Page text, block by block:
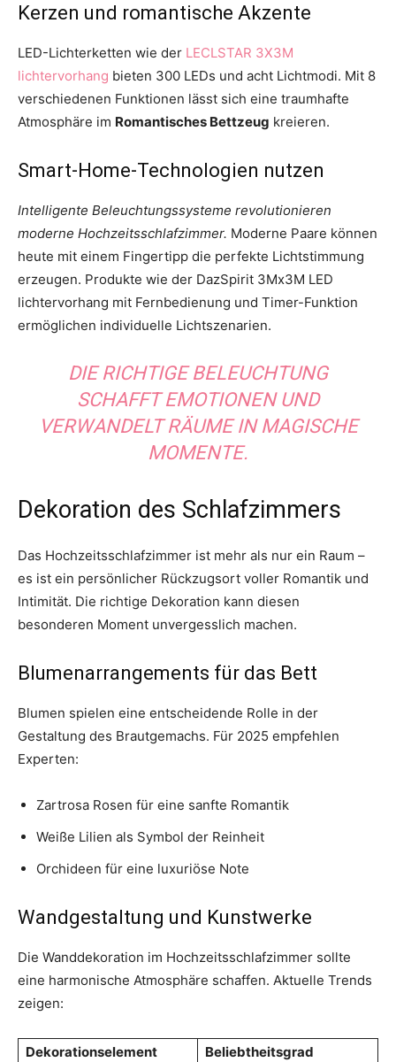
Kerzen und romantische Akzente
LED-Lichterketten wie der LECLSTAR 3X3M
lichtervorhang bieten 300 LEDs und acht Lichtmodi. Mit 8
verschiedenen Funktionen lässt sich eine traumhafte
Atmosphäre im Romantisches Bettzeug kreieren.
Smart-Home-Technologien nutzen
Intelligente Beleuchtungssysteme revolutionieren
moderne Hochzeitsschlafzimmer. Moderne Paare können
heute mit einem Fingertipp die perfekte Lichtstimmung
erzeugen. Produkte wie der DazSpirit 3Mx3M LED
lichtervorhang mit Fernbedienung und Timer-Funktion
ermöglichen individuelle Lichtszenarien.
DIE RICHTIGE BELEUCHTUNG
SCHAFFT EMOTIONEN UND
VERWANDELT RÄUME IN MAGISCHE
MOMENTE.
Dekoration des Schlafzimmers
Das Hochzeitsschlafzimmer ist mehr als nur ein Raum –
es ist ein persönlicher Rückzugsort voller Romantik und
Intimität. Die richtige Dekoration kann diesen
besonderen Moment unvergesslich machen.
Blumenarrangements für das Bett
Blumen spielen eine entscheidende Rolle in der
Gestaltung des Brautgemachs. Für 2025 empfehlen
Experten:
Zartrosa Rosen für eine sanfte Romantik
Weiße Lilien als Symbol der Reinheit
Orchideen für eine luxuriöse Note
Wandgestaltung und Kunstwerke
Die Wanddekoration im Hochzeitsschlafzimmer sollte
eine harmonische Atmosphäre schaffen. Aktuelle Trends
zeigen:
Dekorationselement
Beliebtheitsgrad